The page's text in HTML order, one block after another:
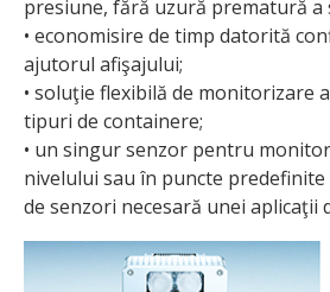
presiune, fără uzură prematură a
• economisire de timp datorită
ajutorul afişajului;
• soluţie flexibilă de monitorizare
tipuri de containere;
• un singur senzor pentru
nivelului sau în puncte
de senzori necesară unei aplicaţii